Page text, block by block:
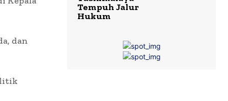
dan
Tempuh Jalur
Hukum